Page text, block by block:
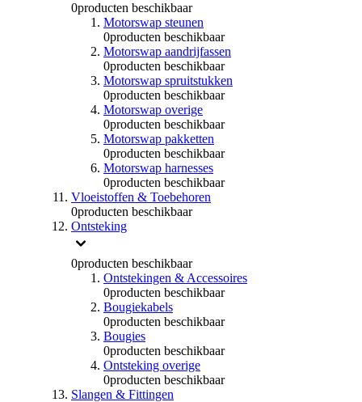
0producten beschikbaar
Motorswap steunen
0producten beschikbaar
Motorswap aandrijfassen
0producten beschikbaar
Motorswap spruitstukken
0producten beschikbaar
Motorswap overige
0producten beschikbaar
Motorswap pakketten
0producten beschikbaar
Motorswap harnesses
0producten beschikbaar
Vloeistoffen & Toebehoren
0producten beschikbaar
Ontsteking
0producten beschikbaar
Ontstekingen & Accessoires
0producten beschikbaar
Bougiekabels
0producten beschikbaar
Bougies
0producten beschikbaar
Ontsteking overige
0producten beschikbaar
Slangen & Fittingen